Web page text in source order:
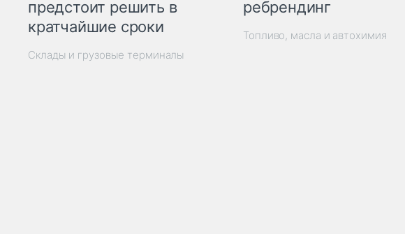
предстоит решить в
кратчайшие сроки
Склады и грузовые терминалы
ребрендинг
Топливо, масла и автохимия